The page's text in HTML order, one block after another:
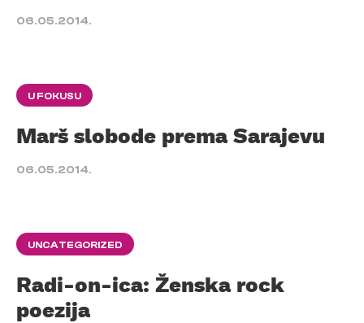
06.05.2014.
U FOKUSU
Marš slobode prema Sarajevu
06.05.2014.
UNCATEGORIZED
Radi-on-ica: Ženska rock
poezija